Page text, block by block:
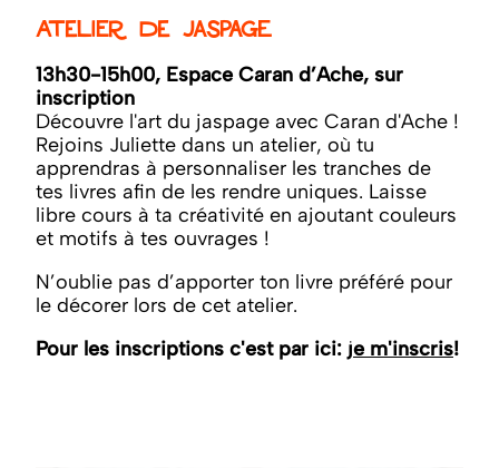
Atelier de jaspage
13h30-15h00, Espace Caran d’Ache, sur
inscription
Découvre l'art du jaspage avec Caran d'Ache !
Rejoins Juliette dans un atelier, où tu
apprendras à personnaliser les tranches de
tes livres afin de les rendre uniques. Laisse
libre cours à ta créativité en ajoutant couleurs
et motifs à tes ouvrages !
N’oublie pas d’apporter ton livre préféré pour
le décorer lors de cet atelier.
Pour les inscriptions c'est par ici: je m'inscris!